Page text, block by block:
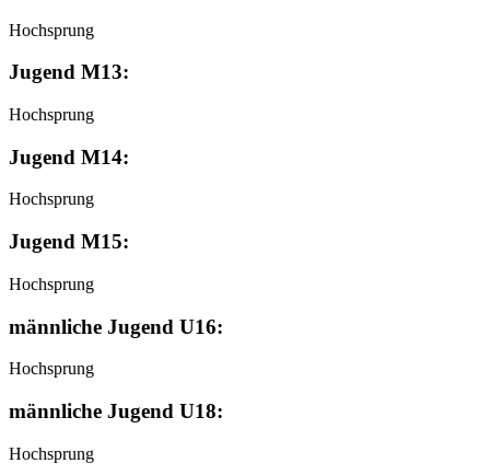
Hochsprung
Jugend M13:
Hochsprung
Jugend M14:
Hochsprung
Jugend M15:
Hochsprung
männliche Jugend U16:
Hochsprung
männliche Jugend U18:
Hochsprung